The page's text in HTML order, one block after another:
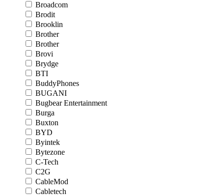
Broadcom
Brodit
Brooklin
Brother
Brother
Brovi
Brydge
BTI
BuddyPhones
BUGANI
Bugbear Entertainment
Burga
Buxton
BYD
Byintek
Bytezone
C-Tech
C2G
CableMod
Cabletech